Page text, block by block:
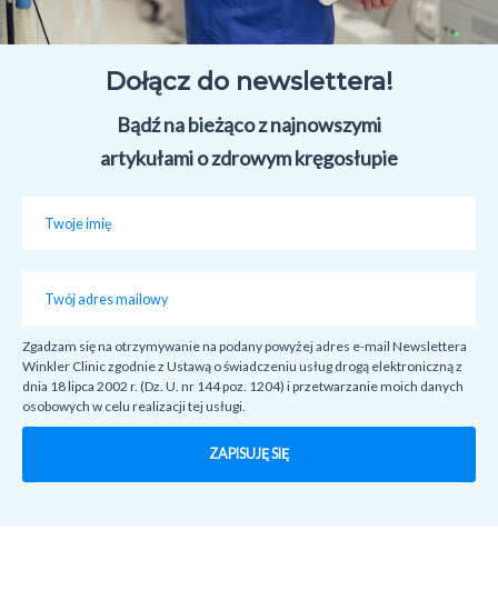
Dołącz do newslettera!
Bądź na bieżąco z najnowszymi
artykułami o zdrowym kręgosłupie
Zgadzam się na otrzymywanie na podany powyżej adres e-mail Newslettera
Winkler Clinic zgodnie z Ustawą o świadczeniu usług drogą elektroniczną z
dnia 18 lipca 2002 r. (Dz. U. nr 144 poz. 1204) i przetwarzanie moich danych
osobowych w celu realizacji tej usługi.
ZAPISUJĘ SIĘ